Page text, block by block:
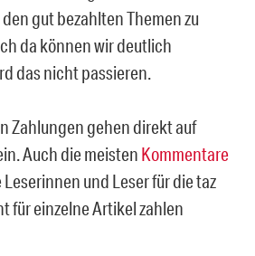
gut bezahlten Themen zu
da können wir deutlich
das nicht passieren.
Zahlungen gehen direkt auf
Auch die meisten Kommentare
und Leser für die taz
für einzelne Artikel zahlen